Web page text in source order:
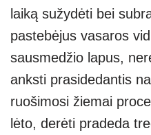
laiką sužydėti bei
pastebėjus vasaros
sausmedžio lapus,
anksti prasidedantis
ruošimosi žiemai
lėto, derėti pradeda